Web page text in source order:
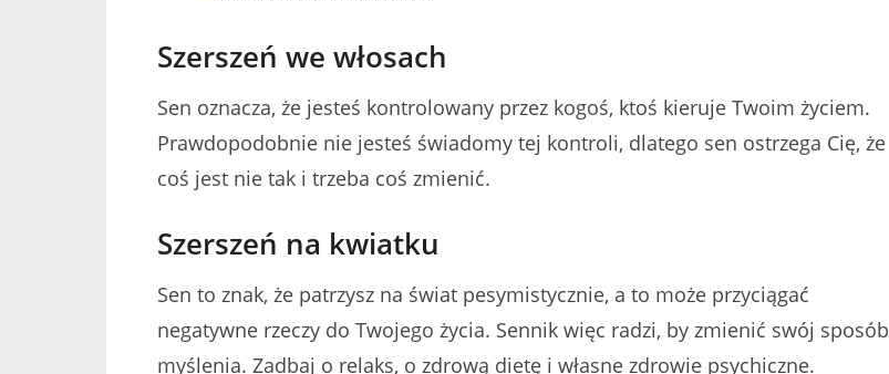
Szerszeń we włosach
Sen oznacza, że ​​jesteś kontrolowany przez kogoś, ktoś kieruje Twoim życiem.
Prawdopodobnie nie jesteś świadomy tej kontroli, dlatego sen ostrzega Cię, że
coś jest nie tak i trzeba coś zmienić.
Szerszeń na kwiatku
Sen to znak, że patrzysz na świat pesymistycznie, a to może przyciągać
negatywne rzeczy do Twojego życia. Sennik więc radzi, by zmienić swój sposób
myślenia. Zadbaj o relaks, o zdrową dietę i własne zdrowie psychiczne.